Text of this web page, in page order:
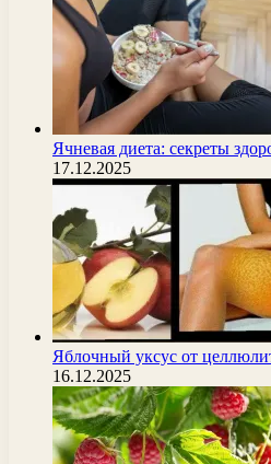
Ячневая диета: секреты
17.12.2025
Яблочный уксус от
16.12.2025